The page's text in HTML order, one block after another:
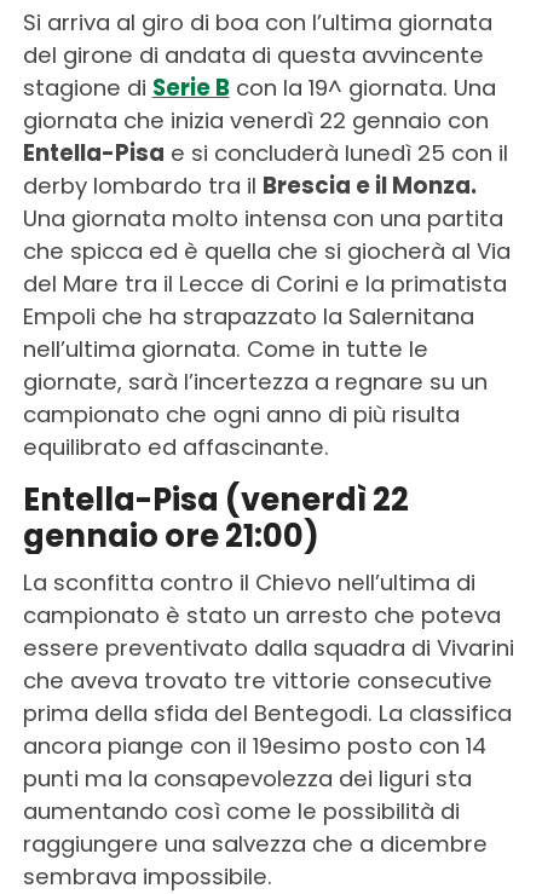
Si arriva al giro di boa con l’ultima giornata
del girone di andata di questa avvincente
stagione di Serie Bcon la 19^ giornata. Una
giornata che inizia venerdì 22 gennaio con
Entella-Pisa e si concluderà lunedì 25 con il
derby lombardo tra il Brescia e il Monza.
Una giornata molto intensa con una partita
che spicca ed è quella che si giocherà al Via
del Mare tra il Lecce di Corini e la primatista
Empoli che ha strapazzato la Salernitana
nell’ultima giornata. Come in tutte le
giornate, sarà l’incertezza a regnare su un
campionato che ogni anno di più risulta
equilibrato ed affascinante.
Entella-Pisa (venerdì 22
gennaio ore 21:00)
La sconfitta contro il Chievo nell’ultima di
campionato è stato un arresto che poteva
essere preventivato dalla squadra di Vivarini
che aveva trovato tre vittorie consecutive
prima della sfida del Bentegodi. La classifica
ancora piange con il 19esimo posto con 14
punti ma la consapevolezza dei liguri sta
aumentando così come le possibilità di
raggiungere una salvezza che a dicembre
sembrava impossibile.